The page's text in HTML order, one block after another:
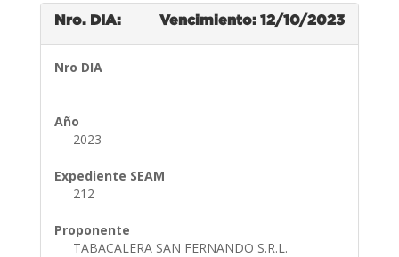
Nro. DIA: Vencimiento: 12/10/2023
Nro DIA
Año
2023
Expediente SEAM
212
Proponente
TABACALERA SAN FERNANDO S.R.L.